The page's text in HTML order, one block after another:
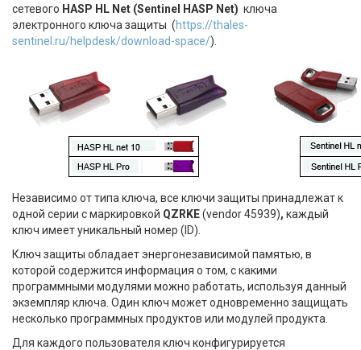
сетевого HASP HL Net (Sentinel HASP Net) ключа
электронного ключа защиты (https://thales-
sentinel.ru/helpdesk/download-space/).
Независимо от типа ключа, все ключи защиты принадлежат к
одной серии с маркировкой QZRKE(vendor 45939), каждый
ключ имеет уникальный номер (ID).
Ключ защиты обладает энергонезависимой памятью, в
которой содержится информация о том, с какими
программными модулями можно работать, используя данный
экземпляр ключа. Один ключ может одновременно защищать
несколько программных продуктов или модулей продукта.
Для каждого пользователя ключ конфигурируется